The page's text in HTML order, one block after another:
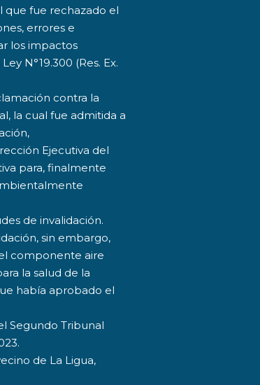
que fue rechazado el
errores e
los impactos
N°19.300 (Res. Ex.
contra la
la cual fue admitida a
Ejecutiva del
para, finalmente
de invalidación.
sin embargo,
componente aire
la salud de la
había aprobado el
Segundo Tribunal
de La Ligua,